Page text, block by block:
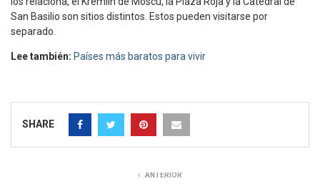
San Basilio son sitios distintos. Estos pueden visitarse por
separado.
Lee también: Países más baratos para vivir
SHARE
ANTERIOR